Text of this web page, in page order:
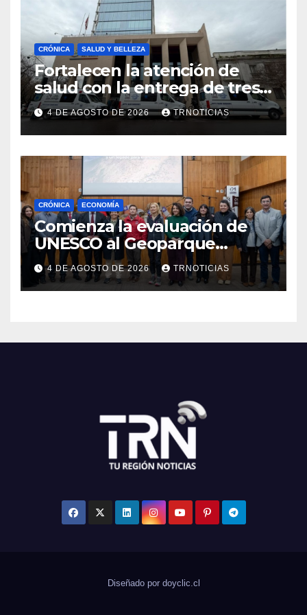
CRÓNICA SALUD Y BELLEZA
Fortalecen la atención de
salud con la entrega de tres
nuevas ambulancias para
Cauquenes y Sagrada Familia
4 DE AGOSTO DE 2026 TRNOTICIAS
CRÓNICA ECONOMÍA
Comienza la evaluación de
UNESCO al Geoparque
Aspirante Pillanmapu en el
Maule
4 DE AGOSTO DE 2026 TRNOTICIAS
Diseñado por doyclic.cl